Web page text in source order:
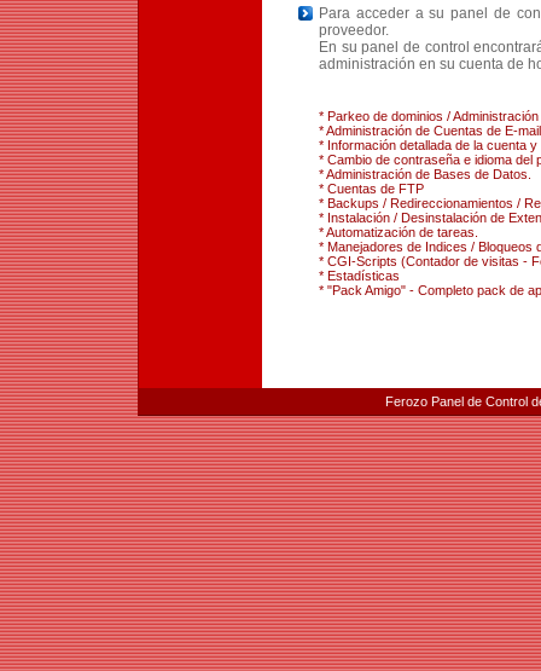
Para acceder a su panel de
proveedor.
En su panel de control
administración en su cuenta de
* Parkeo de dominios /
* Administración de Cuentas de E-
* Información detallada de la cuenta y
* Cambio de contraseña e idioma del
* Administración de Bases de Datos.
* Cuentas de FTP
* Backups / Redireccionamientos /
* Instalación / Desinstalación de
* Automatización de tareas.
* Manejadores de Indices / Bloqueos
* CGI-Scripts (Contador de visitas -
* Estadísticas
* "Pack Amigo" - Completo pack de
Ferozo Panel de Control